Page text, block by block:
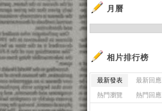
月曆
相片排行榜
最新發表 最新回應
熱門瀏覽
熱門回應